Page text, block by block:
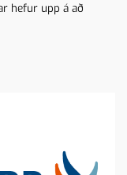
hefur upp á að